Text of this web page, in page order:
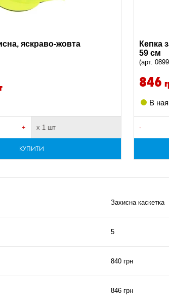
яскраво-жовта
+ х 1 шт
КУПИТИ
Кепка
59 см
(арт.
846
В
-
Захисна каскетка
5
840 грн
846 грн